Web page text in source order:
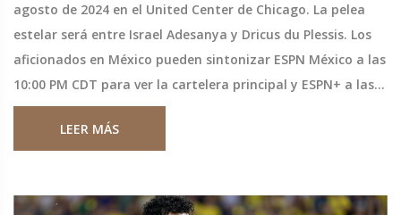
agosto de 2024 en el United Center de Chicago. La pelea
estelar será entre Israel Adesanya y Dricus du Plessis. Los
aficionados en México pueden sintonizar ESPN México a las
10:00 PM CDT para ver la cartelera principal y ESPN+ a las
7:00 PM CDT para la preliminar. El campeón Adesanya
busca defender su título contra el desafiante sudafricano
LEER MÁS